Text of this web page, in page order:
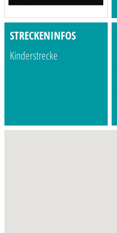
STRECKENINFOS
Kinderstrecke